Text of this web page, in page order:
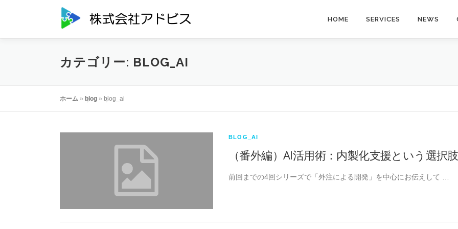
ン
HOME SERVICES NEWS
カテゴリー: BLOG_AI
ホーム » blog » blog_ai
BLOG_AI
（番外編）AI活用術：内製化支援という選択肢
前回までの4回シリーズで「外注による開発」を中心にお伝えして …